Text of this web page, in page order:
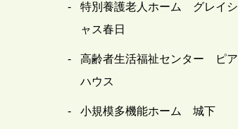
特別養護老人ホーム グレイシ
ャス春日
高齢者生活福祉センター ピア
ハウス
小規模多機能ホーム 城下